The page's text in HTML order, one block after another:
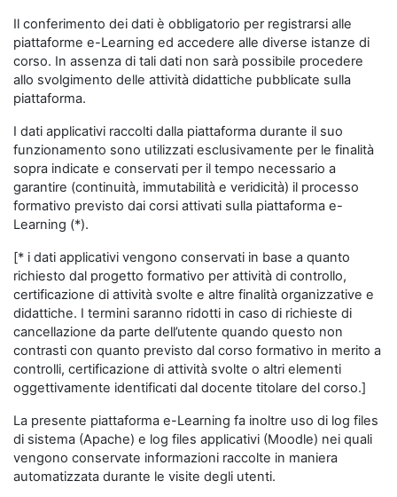
Il conferimento dei dati è obbligatorio per registrarsi alle
piattaforme e-Learning ed accedere alle diverse istanze di
corso. In assenza di tali dati non sarà possibile procedere
allo svolgimento delle attività didattiche pubblicate sulla
piattaforma.
I dati applicativi raccolti dalla piattaforma durante il suo
funzionamento sono utilizzati esclusivamente per le finalità
sopra indicate e conservati per il tempo necessario a
garantire (continuità, immutabilità e veridicità) il processo
formativo previsto dai corsi attivati sulla piattaforma e-
Learning (*).
[* i dati applicativi vengono conservati in base a quanto
richiesto dal progetto formativo per attività di controllo,
certificazione di attività svolte e altre finalità organizzative e
didattiche. I termini saranno ridotti in caso di richieste di
cancellazione da parte dell’utente quando questo non
contrasti con quanto previsto dal corso formativo in merito a
controlli, certificazione di attività svolte o altri elementi
oggettivamente identificati dal docente titolare del corso.]
La presente piattaforma e-Learning fa inoltre uso di log files
di sistema (Apache) e log files applicativi (Moodle) nei quali
vengono conservate informazioni raccolte in maniera
automatizzata durante le visite degli utenti.